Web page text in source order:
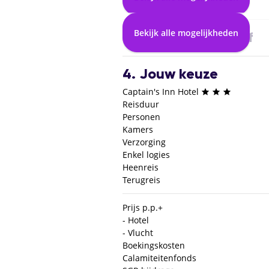
3. Selecteer verblijf
Bekijk alle mogelijkheden
4. Jouw keuze
Captain's Inn Hotel
Reisduur
Personen
Kamers
Verzorging
Enkel logies
Heenreis
Terugreis
Prijs p.p.+
- Hotel
- Vlucht
Boekingskosten
Calamiteitenfonds